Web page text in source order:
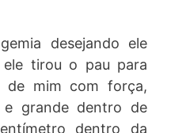
desejando ele
tirou o pau para
mim com força,
grande dentro de
dentro da